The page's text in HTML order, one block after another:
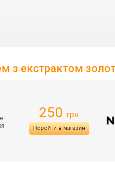
з екстрактом
250 грн.
Перейти в магазин